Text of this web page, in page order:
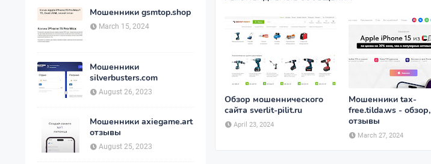
Мошенники gsmtop.shop
March 15, 2024
Мошенники
silverbusters.com
August 26, 2023
Мошенники axiegame.art
отзывы
August 25, 2023
Обзор мошеннического
сайта sverlit-pilit.ru
April 23, 2024
Мошенники tax-
free.tilda.ws - обзор,
отзывы
March 27, 2024